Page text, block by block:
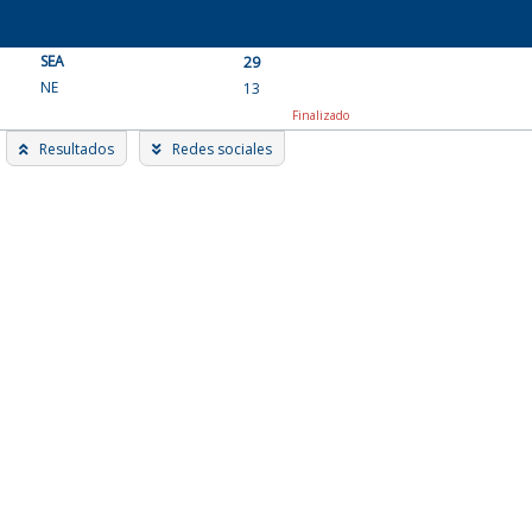
content
SEA
29
NE
13
Finalizado
Resultados Redes sociales